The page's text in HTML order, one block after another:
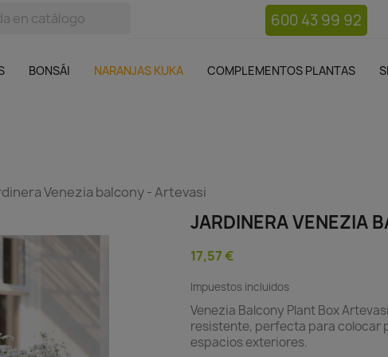
600 43 99 92
BONSÁI NARANJAS KUKA COMPLEMENTOS PLANTAS
Complementos plantas Muebles
Venezia balcony - Artevasi
JARDINERA VENEZIA
17,57 €
Impuestos incluidos
Venezia Balcony Plant Box
resistente, perfecta para colocar
espacios exteriores.